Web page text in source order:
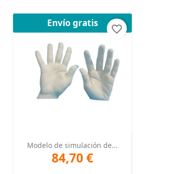
Vista rápida
Modelo de simulación de...
84,70 €
Envío gratis
favorite_border